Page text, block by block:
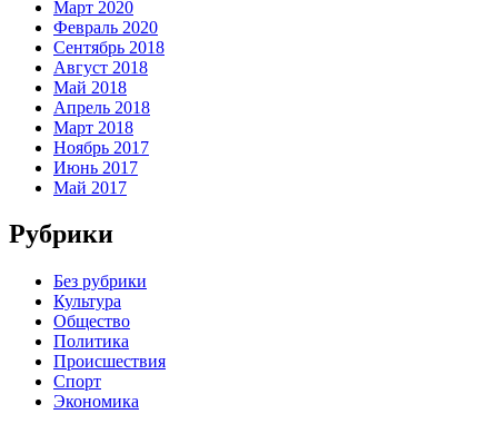
Март 2020
Февраль 2020
Сентябрь 2018
Август 2018
Май 2018
Апрель 2018
Март 2018
Ноябрь 2017
Июнь 2017
Май 2017
Рубрики
Без рубрики
Культура
Общество
Политика
Происшествия
Спорт
Экономика